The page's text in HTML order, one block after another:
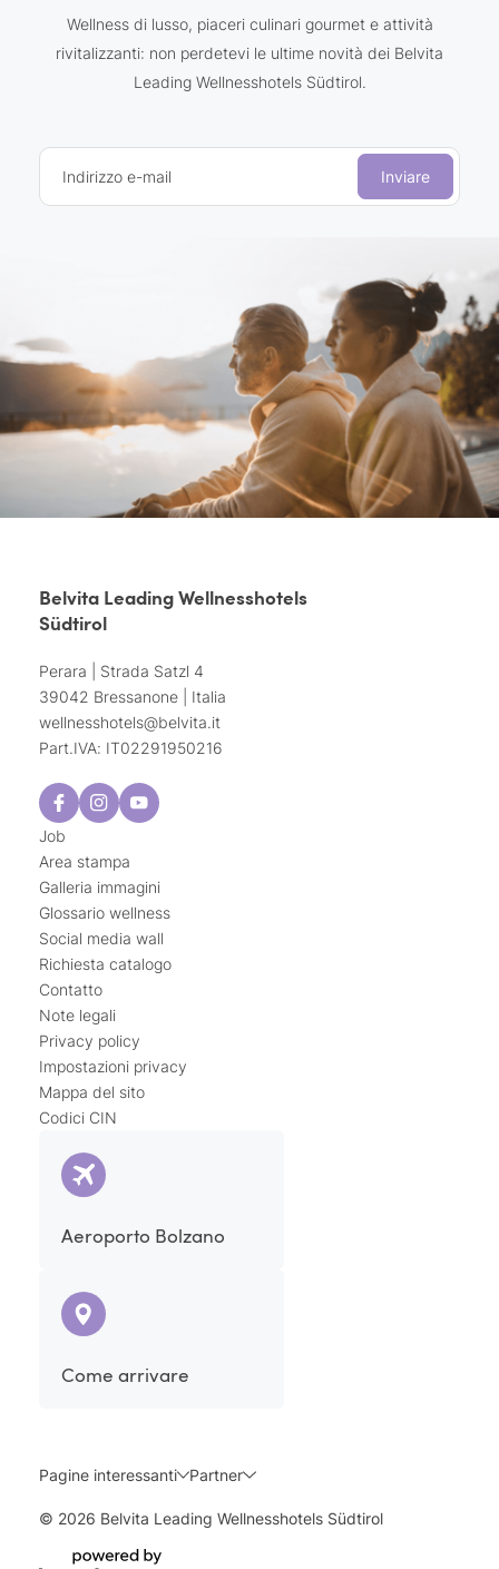
Wellness di lusso, piaceri culinari gourmet e attività
rivitalizzanti: non perdetevi le ultime novità dei Belvita
Leading Wellnesshotels Südtirol.
Indirizzo e-mail Inviare
Belvita Leading Wellnesshotels
Südtirol
Perara | Strada Satzl 4
39042 Bressanone | Italia
wellnesshotels@belvita.it
Part.IVA: IT02291950216
Job
Area stampa
Galleria immagini
Glossario wellness
Social media wall
Richiesta catalogo
Contatto
Note legali
Privacy policy
Impostazioni privacy
Mappa del sito
Codici CIN
Aeroporto Bolzano
Come arrivare
Pagine interessanti Partner
© 2026 Belvita Leading Wellnesshotels Südtirol